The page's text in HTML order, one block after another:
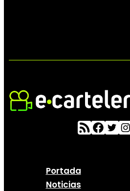
Portada
Noticias